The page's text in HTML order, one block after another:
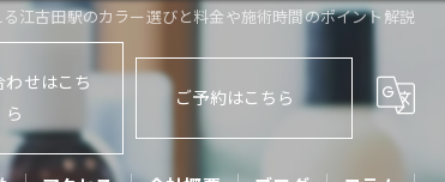
江古田駅のカラー選びと料金や施術時間のポイント解説
わせはこち
ら
ご予約はこちら